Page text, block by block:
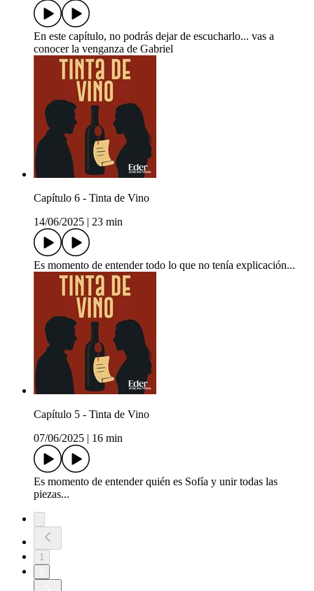
En este capítulo, no podrás dejar de escucharlo... vas a
conocer la venganza de Gabriel
Capítulo 6 - Tinta de Vino
14/06/2025
23 min
Es momento de entender todo lo que no tenía explicación...
Capítulo 5 - Tinta de Vino
07/06/2025
16 min
Es momento de entender quién es Sofía y unir todas las
piezas...
1